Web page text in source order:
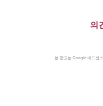
의
본 광고는 Google 애드센